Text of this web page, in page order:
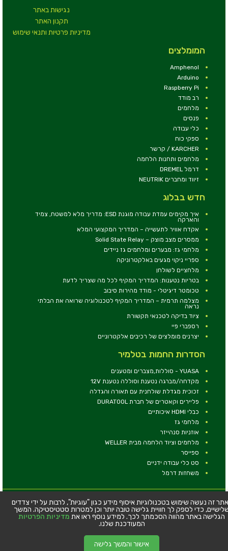
נגישות באתר
תקנון האתר
מדיניות פרטיות ותנאי שימוש
המומלצים
Amphenol
Arduino
Raspberry Pi
רב מודד
מלחמים
פנסים
כלי עבודה
ספקי כוח
KARCHER / קרשר
מלחמים ותחנות הלחמה
דרמל DREMEL
זיווד ומחברים NEUTRIK
חדש בבלוג
איך מקימים עמדת עבודה מוגנת ESD: מדריך מלא למשטח, צמיד
והארקה
אקדח אוויר לתעשייה – המדריך המקצועי המלא
ממסרים מצב מוצק – Solid State Relay
מלחמי גז: מבערים ומלחמים גז ניידים
ספריי ניקוי מגעים באלקטרוניקה
מלחציים לשולחן
בטריות נטענות: המדריך המקיף לכל מה שצריך לדעת
טכומטר דיגיטלי - מודד מהירות סיבוב
מצלמה תרמית – המדריך המקיף לטכנולוגיה שרואה את הבלתי
נראה
ציוד בדיקה לטכנאי תקשורת
רספברי פיי
יצרנים מומלצים של רכיבים אלקטרוניים
הסדרות החמות בטלמיר
YUASA - סוללות,מצברים ומטענים
מקדחה/מברגה נטענת וסוללה נטענת 12V
זכוכית מגדלת שולחנית עם תאורה והגדלה
פליירים וקאטרים של חברת DURATOOL
כבלי HDMI איכותיים
מלחמי גז
אוזניות סנהייזר
מלחמים וציוד הלחמה מבית WELLER
ספייסר
סט כלי עבודה ידניים
משחזות דרמל
© כל הזכויות שמורות - טלמיר אלקטרוניקה בע''מ
כתובת: דרך העצמאות 63, חיפה
טלפון:04-8534564
זה נעשה שימוש בטכנולוגיות איסוף מידע כגון "עוגיות", לרבות על ידי צדדים
כדי לספק לך חוויית גלישה טובה יותר וכן למטרות סטטיסטיקה. המשך
הגלישה באתר מהווה הסכמתך לכך. למידע נוסף ראו את מדיניות הפרטיות
המעודכנת שלנו.
אישור והמשך גלישה